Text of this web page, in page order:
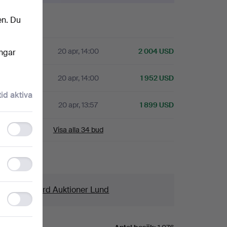
20 apr, 14:00 2 004 USD
20 apr, 14:00 1 952 USD
20 apr, 13:57 1 899 USD
Visa alla 34 bud
Crafoord Auktioner Lund
Du
aktiva
Functionality
storage
Statistics
storage
Ad
storage